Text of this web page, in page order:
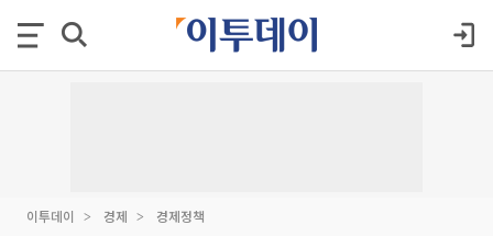
이투데이 경제 경제정책